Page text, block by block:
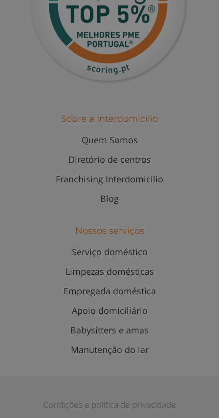
Sobre a Interdomicilio
Quem Somos
Diretório de centros
Franchising Interdomicilio
Blog
Nossos serviços
Serviço doméstico
Limpezas domésticas
Empregada doméstica
Apoio domiciliário
Babysitters e amas
Manutenção do lar
Condições e política de privacidade